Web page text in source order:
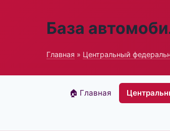
База
Главная » Центральный
🏠 Главная